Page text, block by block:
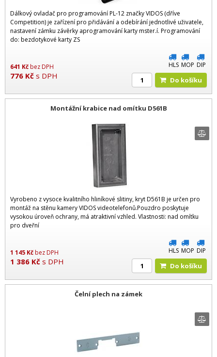
Dálkový ovladač pro programování PL-12 značky VIDOS (dříve
Competition) je zařízení pro přidávání a odebírání jednotlivé uživatele,
nastavení zámku závěrky aprogramování karty mster.í. Programování
do: bezdotykové karty ZS
641 Kčbez DPH
776 Kč s DPH
HLS MOP DIP
Do košíku
Montážní krabice nad omítku D561B
Vyrobeno z vysoce kvalitního hliníkové slitiny, kryt D561B je určen pro
montáž na stěnu kamery VIDOS videotelefonů.Pouzdro poskytuje
vysokou úroveň ochrany, má atraktivní vzhled. Vlastnosti: nad omítku
pro dveřní
1 145 Kčbez DPH
1 386 Kč s DPH
HLS MOP DIP
Do košíku
Čelní plech na zámek